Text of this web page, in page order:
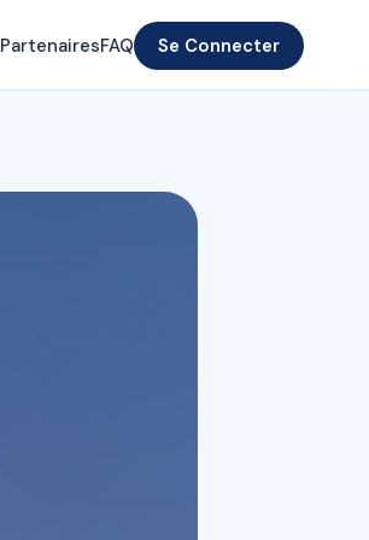
PartenairesFAQ Se Connecter